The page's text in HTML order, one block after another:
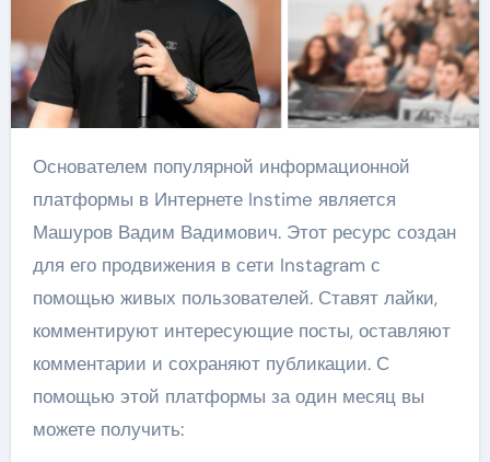
Основателем популярной информационной
платформы в Интернете Instime является
Машуров Вадим Вадимович. Этот ресурс создан
для его продвижения в сети Instagram с
помощью живых пользователей. Ставят лайки,
комментируют интересующие посты, оставляют
комментарии и сохраняют публикации. С
помощью этой платформы за один месяц вы
можете получить: